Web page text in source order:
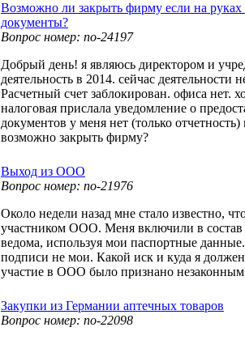
Возможно ли закрыть фирму если на руках
документы?
Вопрос номер: no-24197
Добрый день! я являюсь директором и
деятельность в 2014. сейчас деятельности
Расчетный счет заблокирован. офиса нет.
налоговая прислала уведомление о
документов у меня нет (только отчетность)
возможно закрыть фирму?
Выход из ООО
Вопрос номер: no-21976
Около недели назад мне стало известно,
участником ООО. Меня включили в состав
ведома, используя мои паспортные
подписи не мои. Какой иск и куда я
участие в ООО было признано
Закупки из Германии аптечных товаров
Вопрос номер: no-22098